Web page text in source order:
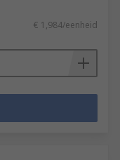
€ 1,984/eenheid